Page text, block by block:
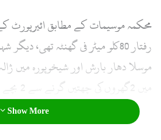
محکمہ موسیمات کے مطابق ائیرپورٹ
رفتار 80کلو میٹر فی گھنٹہ تھی،
موسلا دھار بارش اور شیخوپورہ میں
افراد زخمی ہو گئے۔ بارش سے کئی
Show More